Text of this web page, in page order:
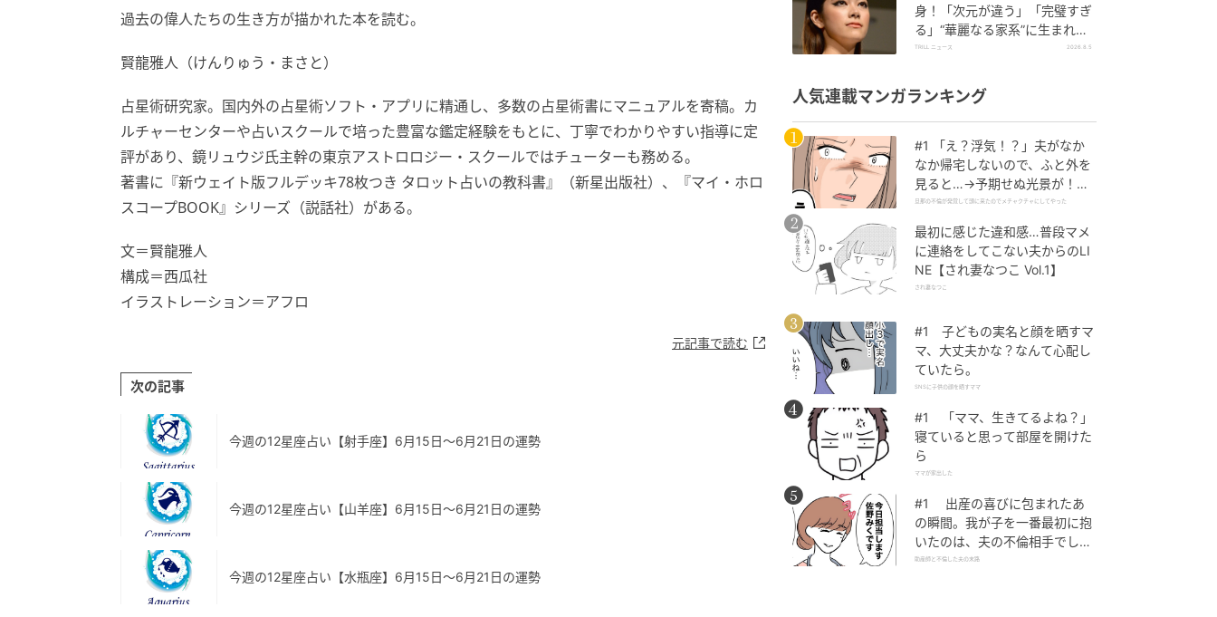
過去の偉人たちの生き方が描かれた本を読む。
賢龍雅人（けんりゅう・まさと）
占星術研究家。国内外の占星術ソフト・アプリに精通し、多数の占星術書にマニュアルを寄稿。カ
ルチャーセンターや占いスクールで培った豊富な鑑定経験をもとに、丁寧でわかりやすい指導に定
評があり、鏡リュウジ氏主幹の東京アストロロジー・スクールではチューターも務める。
著書に『新ウェイト版フルデッキ78枚つき タロット占いの教科書』（新星出版社）、『マイ・ホロ
スコープBOOK』シリーズ（説話社）がある。
文＝賢龍雅人
構成＝西瓜社
イラストレーション＝アフロ
元記事で読む
次の記事
今週の12星座占い【射手座】6月15日～6月21日の運勢
今週の12星座占い【山羊座】6月15日～6月21日の運勢
今週の12星座占い【水瓶座】6月15日～6月21日の運勢
身！「次元が違う」「完璧すぎ
る」“華麗なる家系”に生まれた
【規格外の逸材】
TRILL ニュース 2026.8.5
人気連載マンガランキング
#1 「え？浮気！？」夫がなか
なか帰宅しないので、ふと外を
見ると…→予期せぬ光景が！｜
旦那の不倫が発覚して頭に来た
旦那の不倫が発覚して頭に来たのでメチャクチャにしてやった
最初に感じた違和感…普段マメ
に連絡をしてこない夫からのLI
NE【され妻なつこ Vol.1】
され妻なつこ
#1 子どもの実名と顔を晒すマ
マ、大丈夫かな？なんて心配し
ていたら。
SNSに子供の顔を晒すママ
#1 「ママ、生きてるよね？」
寝ていると思って部屋を開けた
ら
ママが家出した
#1 出産の喜びに包まれたあ
の瞬間。我が子を一番最初に抱
いたのは、夫の不倫相手でし
た。
助産師と不倫した夫の末路